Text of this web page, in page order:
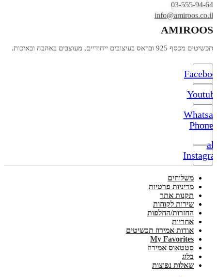
03-555-94-64
info@amiroos.co.il
AMIROOS
תכשיטים מכסף 925 ובראס בעיצובים ייחודיים, מעוצבים באהבה ובאיכות.
Phone-
alt
משלוחים
מדיניות פרטיות
תקנות אתר
שירות לקוחות
החזרות/החלפות
אחריות
אודות אמירוז תכשיטים
My Favorites
סטטאוס אמירוז
בלוג
שאלות נפוצות